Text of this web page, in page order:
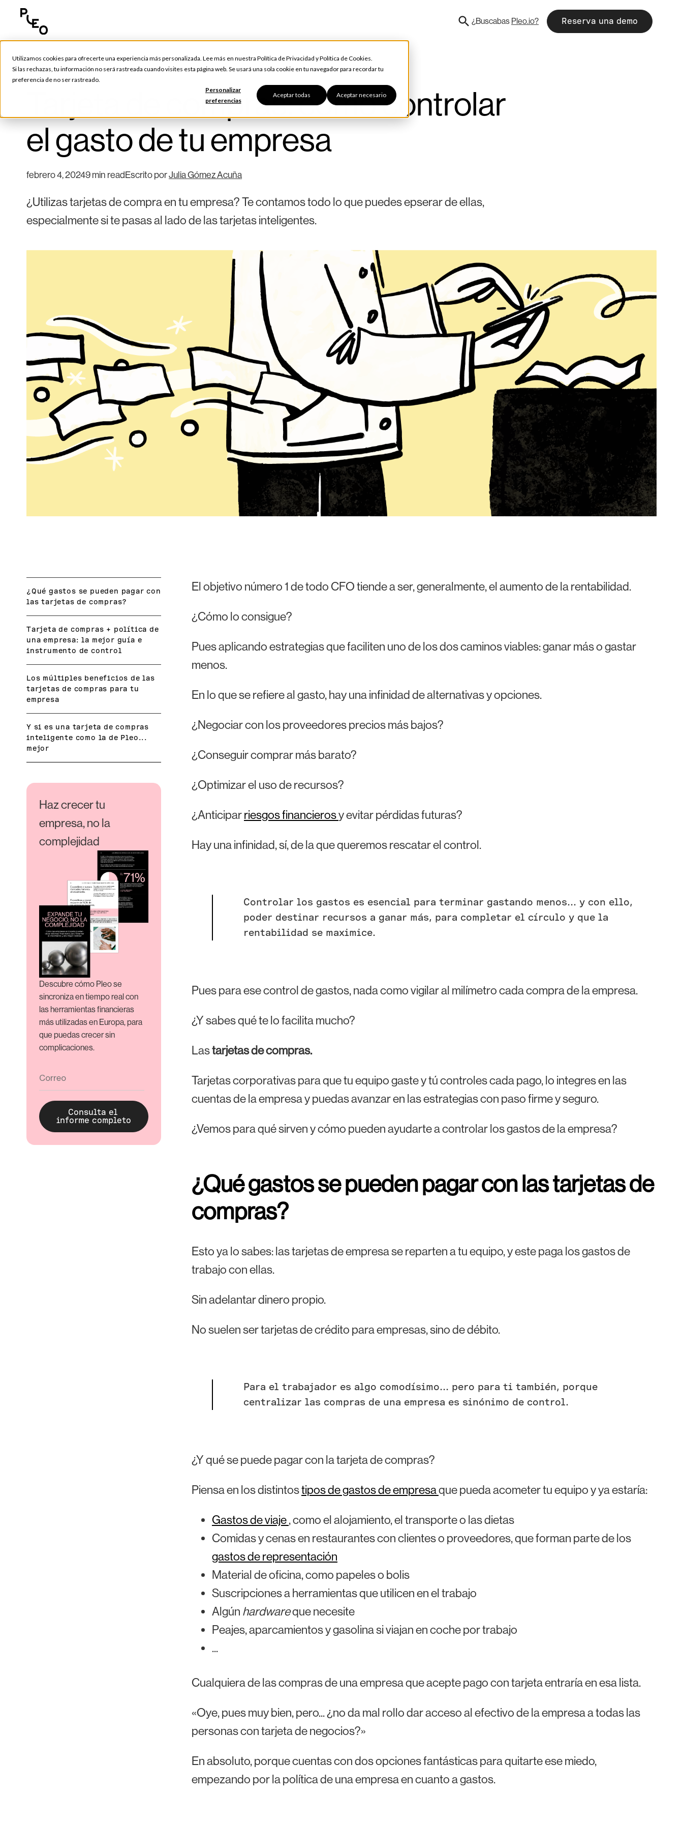
Utilizamos cookies para ofrecerte una experiencia más personalizada. Lee más en nuestra Política de Privacidad yPolítica de Cookies.
Si las rechazas, tu información no será rastreada cuando visites esta página web. Se usará una sola cookie en tu navegador para recordar tu
preferencia de no ser rastreado.
Personalizar
preferencias
Aceptar todas Aceptar necesario
¿Buscabas Pleo.io? Reserva una demo
Consejos y Herramientas
Tarjeta de compras: cómo controlar
el gasto de tu empresa
febrero 4, 20249 min read Escrito porJulia Gómez Acuña
¿Utilizas tarjetas de compra en tu empresa? Te contamos todo lo que puedes epserar de ellas,
especialmente si te pasas al lado de las tarjetas inteligentes.
¿Qué gastos se pueden pagar con
las tarjetas de compras?
Tarjeta de compras + política de
una empresa: la mejor guía e
instrumento de control
Los múltiples beneficios de las
tarjetas de compras para tu
empresa
Y si es una tarjeta de compras
inteligente como la de Pleo...
mejor
Haz crecer tu
empresa, no la
complejidad
Descubre cómo Pleo se
sincroniza en tiempo real con
las herramientas financieras
más utilizadas en Europa, para
que puedas crecer sin
complicaciones.
El objetivo número 1 de todo CFO tiende a ser, generalmente, el aumento de la rentabilidad.
¿Cómo lo consigue?
Pues aplicando estrategias que faciliten uno de los dos caminos viables: ganar más o gastar
menos.
En lo que se refiere al gasto, hay una infinidad de alternativas y opciones.
¿Negociar con los proveedores precios más bajos?
¿Conseguir comprar más barato?
¿Optimizar el uso de recursos?
¿Anticiparriesgos financierosy evitar pérdidas futuras?
Hay una infinidad, sí, de la que queremos rescatar el control.
Controlar los gastos es esencial para terminar gastando menos... y con ello,
poder destinar recursos a ganar más, para completar el círculo y que la
rentabilidad se maximice.
Pues para ese control de gastos, nada como vigilar al milímetro cada compra de la empresa.
¿Y sabes qué te lo facilita mucho?
Lastarjetas de compras.
Tarjetas corporativas para que tu equipo gaste y tú controles cada pago, lo integres en las
cuentas de la empresa y puedas avanzar en las estrategias con paso firme y seguro.
¿Vemos para qué sirven y cómo pueden ayudarte a controlar los gastos de la empresa?
¿Qué gastos se pueden pagar con las tarjetas de
compras?
Esto ya lo sabes: las tarjetas de empresa se reparten a tu equipo, y este paga los gastos de
trabajo con ellas.
Sin adelantar dinero propio.
No suelen ser tarjetas de crédito para empresas, sino de débito.
Para el trabajador es algo comodísimo... pero para ti también, porque
centralizar las compras de una empresa es sinónimo de control.
¿Y qué se puede pagar con la tarjeta de compras?
Piensa en los distintostipos de gastos de empresaque pueda acometer tu equipo y ya estaría:
Gastos de viaje, como el alojamiento, el transporte o las dietas
Comidas y cenas en restaurantes con clientes o proveedores, que forman parte de los
gastos de representación
Material de oficina, como papeles o bolis
Suscripciones a herramientas que utilicen en el trabajo
Algún hardwareque necesite
Peajes, aparcamientos y gasolina si viajan en coche por trabajo
...
Cualquiera de las compras de una empresa que acepte pago con tarjeta entraría en esa lista.
«Oye, pues muy bien, pero... ¿no da mal rollo dar acceso al efectivo de la empresa a todas las
personas con tarjeta de negocios?»
En absoluto, porque cuentas con dos opciones fantásticas para quitarte ese miedo,
empezando por la política de una empresa en cuanto a gastos.